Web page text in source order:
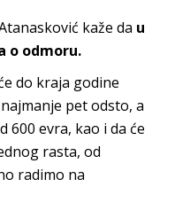
kaže da u
o odmoru.
do kraja godine
pet odsto, a
600 evra, kao i da će
rasta, od
radimo na